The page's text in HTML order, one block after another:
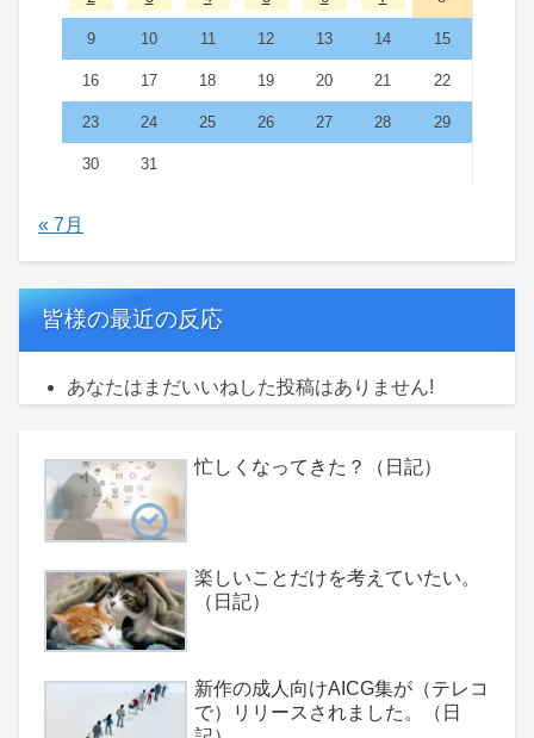
9 10 11 12 13 14 15
16 17 18 19 20 21 22
23 24 25 26 27 28 29
30 31
« 7月
皆様の最近の反応
あなたはまだいいねした投稿はありません!
忙しくなってきた？（日記）
楽しいことだけを考えていたい。
（日記）
新作の成人向けAICG集が（テレコ
で）リリースされました。（日
記）